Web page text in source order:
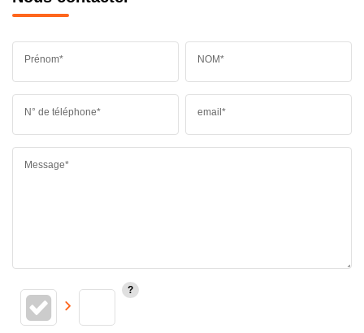
Prénom* NOM*
N° de téléphone* email*
Message*